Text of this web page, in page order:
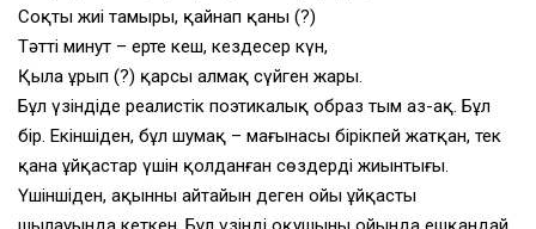
Соқты жиі тамыры, қайнап қаны (?)
Тәтті минут – ертең кеш, кездесер күн,
Қылаң ұрып (?) қарсы алмақ сүйген жары.
Бұл үзіндіде реалистік поэтикалық образ тым аз-ақ. Бұл
бір. Екіншіден, бұл шумақ – мағынасы бірікпей жатқан, тек
қана ұйқастар үшін қолданған сөздердің жиынтығы.
Үшіншіден, ақынның айтайын деген ойы ұйқастың